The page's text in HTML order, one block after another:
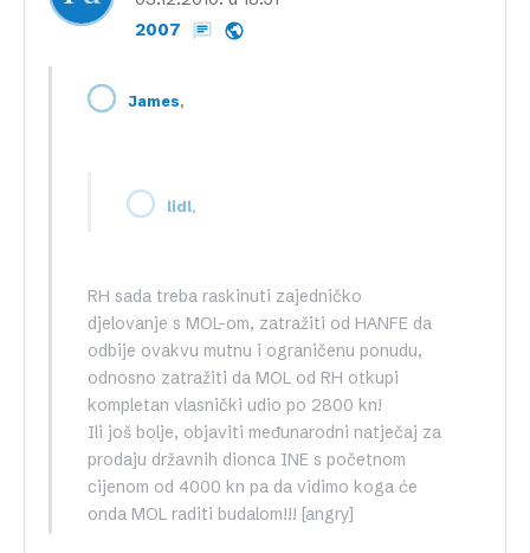
2007
James,
lidl,
RH sada treba raskinuti zajedničko
djelovanje s MOL-om, zatražiti od HANFE da
odbije ovakvu mutnu i ograničenu ponudu,
odnosno zatražiti da MOL od RH otkupi
kompletan vlasnički udio po 2800 kn!
Ili još bolje, objaviti međunarodni natječaj za
prodaju državnih dionca INE s početnom
cijenom od 4000 kn pa da vidimo koga će
onda MOL raditi budalom!!! [angry]